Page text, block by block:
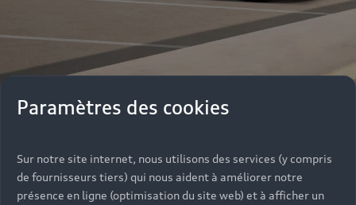
Paramètres des cookies
Sur notre site internet, nous utilisons des services (y compris
de fournisseurs tiers) qui nous aident à améliorer notre
présence en ligne (optimisation du site web) et à afficher un